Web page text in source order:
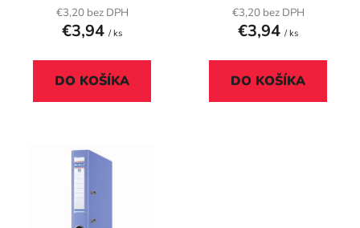
fialový
€3,20 bez DPH
€3,94 / ks
DO KOŠÍKA
sivý
€3,20 bez DPH
€3,94 / ks
DO KOŠÍKA